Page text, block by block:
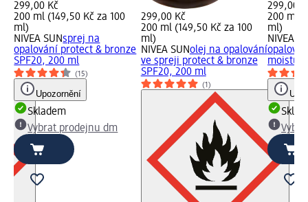
299,00 Kč
200 ml (149,50 Kč za 100
ml)
NIVEA SUNsprej na
opalování protect & bronze
SPF20, 200 ml
(15)
Upozornění
Skladem
Vybrat prodejnu dm
299,00 Kč
200 ml (149,50 Kč za 100
ml)
NIVEA SUNolej na opalování
ve spreji protect & bronze
SPF20, 200 ml
(1)
299,00
200 ml
ml)
NIVEA